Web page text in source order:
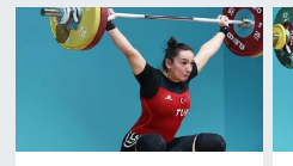
Futsal